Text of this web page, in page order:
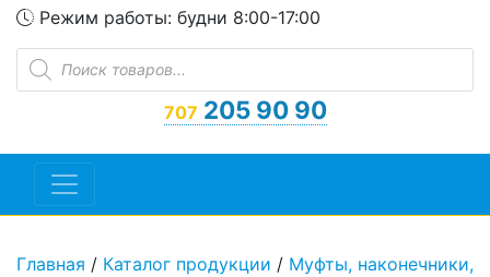
Режим работы: будни 8:00-17:00
Поиск
товаров
707 205 90 90
Главная / Каталог продукции / Муфты, наконечники,